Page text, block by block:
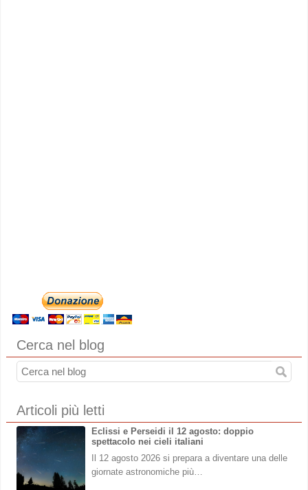
Cerca nel blog
Articoli più letti
Eclissi e Perseidi il 12 agosto: doppio
spettacolo nei cieli italiani
Il 12 agosto 2026 si prepara a diventare una delle
giornate astronomiche più…